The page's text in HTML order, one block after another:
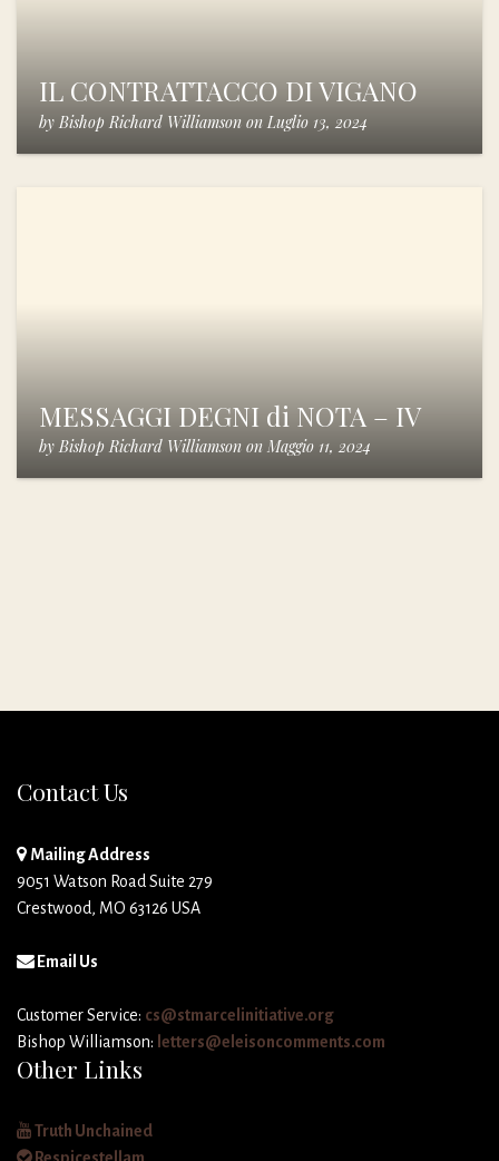
IL CONTRATTACCO DI VIGANO
by Bishop Richard Williamson on Luglio 13, 2024
MESSAGGI DEGNI di NOTA – IV
by Bishop Richard Williamson on Maggio 11, 2024
Contact Us
Mailing Address
9051 Watson Road Suite 279
Crestwood, MO 63126 USA
Email Us
Customer Service: cs@stmarcelinitiative.org
Bishop Williamson: letters@eleisoncomments.com
Other Links
Truth Unchained